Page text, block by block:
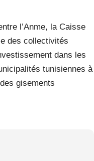
l’Anme, la Caisse
des collectivités
dans les
tunisiennes à
gisements